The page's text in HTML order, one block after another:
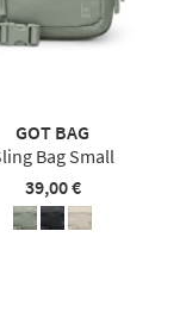
GOT BAG
Bag Small
39,00 €